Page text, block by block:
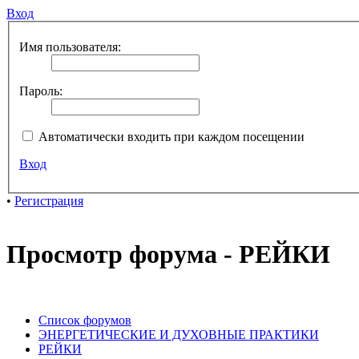
Вход
Имя пользователя:
Пароль:
Автоматически входить при каждом посещении
Вход
• Регистрация
Просмотр форума - РЕЙКИ
Список форумов
ЭНЕРГЕТИЧЕСКИЕ И ДУХОВНЫЕ ПРАКТИКИ
РЕЙКИ